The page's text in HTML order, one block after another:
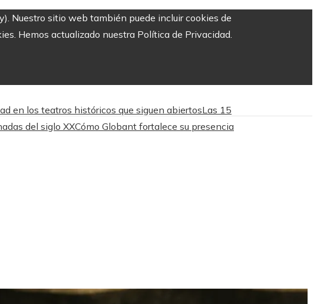
Nuestro sitio web también puede incluir cookies de
Hemos actualizado nuestra Política de Privacidad.
en los teatros históricos que siguen abiertosLas 15
del siglo XXCómo Globant fortalece su presencia